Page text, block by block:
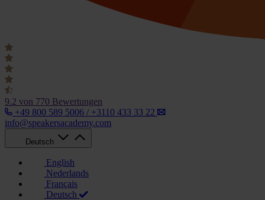
9.2 von 770 Bewertungen
+49 800 589 5006 / +3110 433 33 22
info@speakersacademy.com
Deutsch
English
Nederlands
Français
Deutsch